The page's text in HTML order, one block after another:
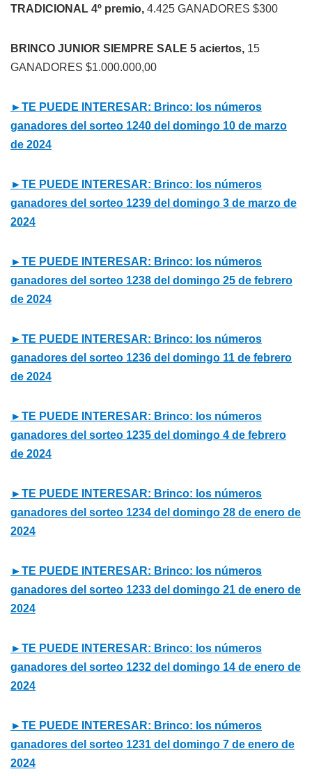
TRADICIONAL 4º premio, 4.425 GANADORES $300
BRINCO JUNIOR SIEMPRE SALE 5 aciertos, 15
GANADORES $1.000.000,00
►TE PUEDE INTERESAR: Brinco: los números
ganadores del sorteo 1240 del domingo 10 de marzo
de 2024
►TE PUEDE INTERESAR: Brinco: los números
ganadores del sorteo 1239 del domingo 3 de marzo de
2024
►TE PUEDE INTERESAR: Brinco: los números
ganadores del sorteo 1238 del domingo 25 de febrero
de 2024
►TE PUEDE INTERESAR: Brinco: los números
ganadores del sorteo 1236 del domingo 11 de febrero
de 2024
►TE PUEDE INTERESAR: Brinco: los números
ganadores del sorteo 1235 del domingo 4 de febrero
de 2024
►TE PUEDE INTERESAR: Brinco: los números
ganadores del sorteo 1234 del domingo 28 de enero de
2024
►TE PUEDE INTERESAR: Brinco: los números
ganadores del sorteo 1233 del domingo 21 de enero de
2024
►TE PUEDE INTERESAR: Brinco: los números
ganadores del sorteo 1232 del domingo 14 de enero de
2024
►TE PUEDE INTERESAR: Brinco: los números
ganadores del sorteo 1231 del domingo 7 de enero de
2024